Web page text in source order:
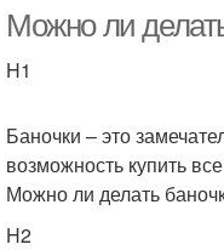
Можно ли
H1
Баночки – это
возможность купить
Можно ли делать
H2